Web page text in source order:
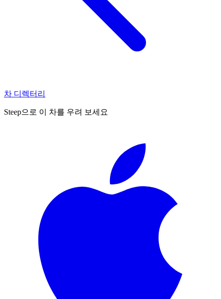
차 디렉터리
Steep으로 이 차를 우려 보세요